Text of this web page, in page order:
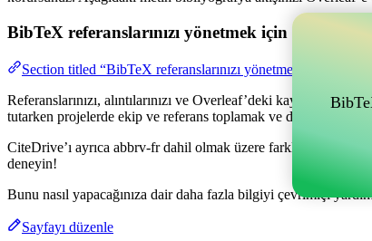
BibTeX referanslarınızı yönetmek için Overleaf
Section titled “BibTeX referanslarınızı yönetmek için
Referanslarınızı, alıntılarınızı ve Overleaf’deki
tutarken projelerde ekip ve referans toplamak ve düzenlemek
CiteDrive’ı ayrıca abbrv-fr dahil olmak üzere farklı stillerde
deneyin!
Bunu nasıl yapacağınıza dair daha fazla bilgiyi çevrimiçi
Sayfayı düzenle